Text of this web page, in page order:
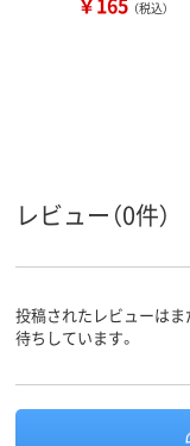
（税込）
レビュー（0件）
投稿されたレビューは
待ちしています。